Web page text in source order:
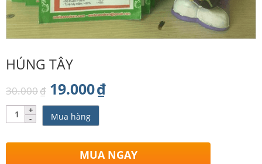
HÚNG TÂY
30.000₫ Giá
gốc
là:
30.000₫.
19.000₫Giá
là:
Số
lượng
Mua hàng
MUA NGAY